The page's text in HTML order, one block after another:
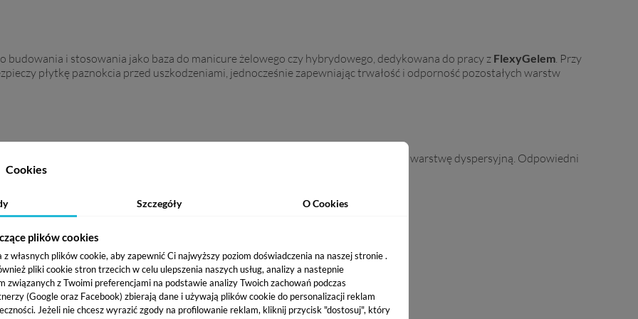
Cookies
Szczegóły O Cookies
plików cookies
własnych plików cookie, aby zapewnić Ci najwyższy poziom doświadczenia na naszej stronie .
pliki cookie stron trzecich w celu ulepszenia naszych usług, analizy a nastepnie
związanych z Twoimi preferencjami na podstawie analizy Twoich zachowań podczas
(Google oraz Facebook) zbierają dane i używają plików cookie do personalizacji reklam
Jeżeli nie chcesz wyrazić zgody na profilowanie reklam, kliknij przycisk "dostosuj", który
budowania i stosowania jako baza do manicure żelowego czy hybrydowego, dedykowana do pracy z FlexyGelem . Przy
płytkę paznokcia przed uszkodzeniami, jednocześnie zapewniając trwałość i odporność pozostałych warstw
płytki paznokciowej. Po utwardzeniu w lampie UV/LED pozostawi lepką warstwę dyspersyjną. Odpowiedni
Primer